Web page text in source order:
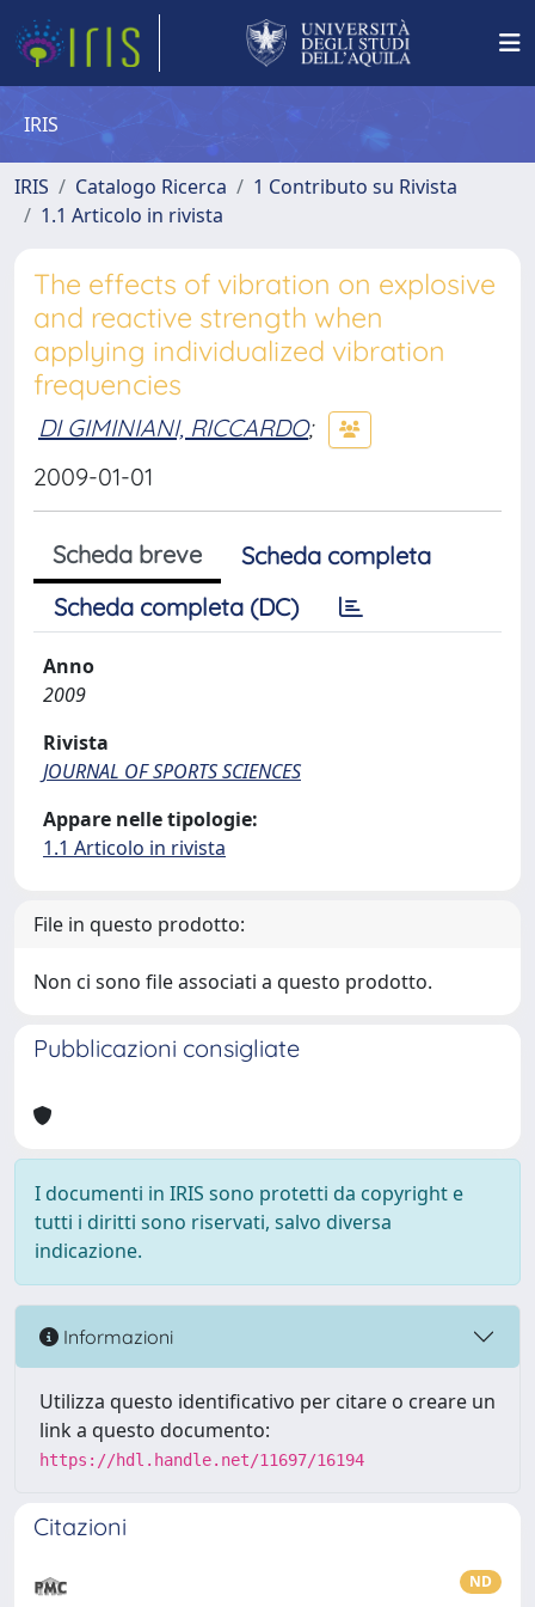
IRIS
IRIS Catalogo Ricerca
1 Contributo su Rivista
1.1 Articolo in rivista
The effects of vibration on explosive
and reactive strength when
applying individualized vibration
frequencies
DI GIMINIANI, RICCARDO;
2009-01-01
Scheda breve
Scheda completa
Scheda completa (DC)
Anno
2009
Rivista
JOURNAL OF SPORTS SCIENCES
Appare nelle tipologie:
1.1 Articolo in rivista
File in questo prodotto:
Non ci sono file associati a questo prodotto.
Pubblicazioni consigliate
I documenti in IRIS sono protetti da copyright e
tutti i diritti sono riservati, salvo diversa
indicazione.
Informazioni
Utilizza questo identificativo per citare o creare un
link a questo documento:
https://hdl.handle.net/11697/16194
Citazioni
ND